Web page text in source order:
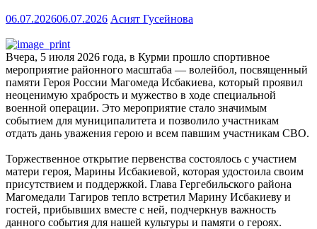
06.07.202606.07.2026 Асият Гусейнова
Вчера, 5 июля 2026 года, в Курми прошло спортивное
мероприятие районного масштаба — волейбол, посвященный
памяти Героя России Магомеда Исбакиева, который проявил
неоценимую храбрость и мужество в ходе специальной
военной операции. Это мероприятие стало значимым
событием для муниципалитета и позволило участникам
отдать дань уважения герою и всем павшим участникам СВО.
Торжественное открытие первенства состоялось с участием
матери героя, Марины Исбакиевой, которая удостоила своим
присутствием и поддержкой. Глава Гергебильского района
Магомедали Тагиров тепло встретил Марину Исбакиеву и
гостей, прибывших вместе с ней, подчеркнув важность
данного события для нашей культуры и памяти о героях.